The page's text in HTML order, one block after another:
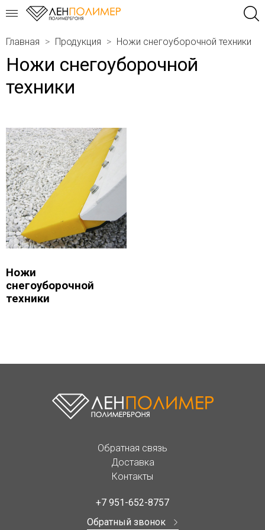
Главная Продукция Ножи снегоуборочной техники
Ножи снегоуборочной
техники
Ножи
снегоуборочной
техники
Обратная связь
Доставка
Контакты
+7 951-652-8757
Обратный звонок